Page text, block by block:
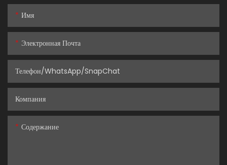
Имя
Электронная Почта
Телефон/WhatsApp/SnapChat
Компания
Содержание